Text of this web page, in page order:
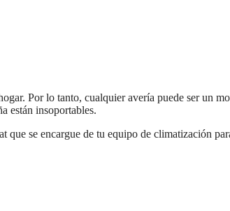
Por lo tanto, cualquier avería puede ser un
están insoportables.
se encargue de tu equipo de climatización